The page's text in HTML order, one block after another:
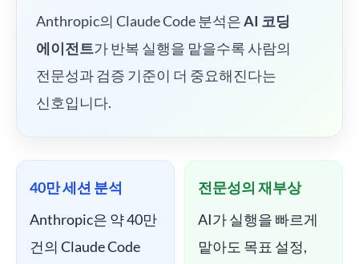
Anthropic의 Claude Code 분석은AI 코딩
에이전트가 반복 실행을 맡을수록 사람의
전문성과 검증 기준이 더 중요해진다는
신호입니다.
40만 세션 분석
Anthropic은 약 40만
건의 Claude Code
전문성의 재부상
AI가 실행을 빠르게
맡아도 목표 설정,